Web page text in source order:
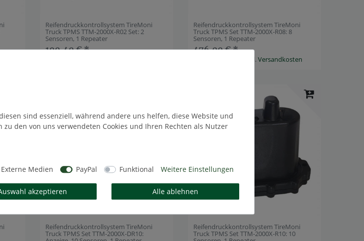
Reifendruckkontrollsystem TireMoni
Truck TPMS TTM-2000X-R02 Set: 2
Sensoren, 1 Repeater
190,40 € *
Reifendruckkontrollsystem TireMoni
Truck TPMS Set TTM-2000X-R08: 8
Sensoren, 1 Repeater
476,00 € *
zzgl.Versandkosten
Reifendruckkontrollsystem TireMoni
Truck TPMS Set TTM-2000X-DR10:
Reifendruckkontrollsystem TireMoni
Truck TPMS Set TTM-2000X-R10: 10
sind essenziell, während andere uns helfen, diese Website und
den von uns verwendeten Cookies und Ihren Rechten als Nutzer
Externe Medien PayPal Funktional Weitere Einstellungen
akzeptieren Alle ablehnen